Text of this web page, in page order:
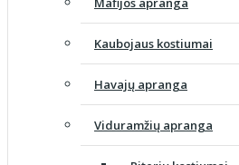
Kaubojaus kostiumai
Havajų apranga
Viduramžių apranga